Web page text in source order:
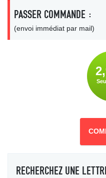
PASSER COMMANDE :
(envoi immédiat par mail)
RECHERCHEZ UNE